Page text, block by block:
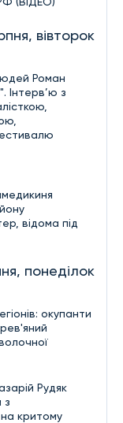
вівторок
Роман
Інтерв’ю з
відома під
понеділок
окупанти
Рудяк
з
критому